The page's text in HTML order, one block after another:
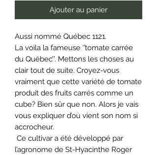
Ajouter au panier
Aussi nommé Québec 1121.
La voila la fameuse ‘’tomate carrée
du Québec’’. Mettons les choses au
clair tout de suite. Croyez-vous
vraiment que cette variété de tomate
produit des fruits carrés comme un
cube? Bien sûr que non. Alors je vais
vous expliquer d’où vient son nom si
accrocheur.
Ce cultivar a été développé par
l’agronome de St-Hyacinthe Roger